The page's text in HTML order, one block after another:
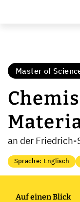
Master of
an der
Sprache: Englisch
Auf einen Blick